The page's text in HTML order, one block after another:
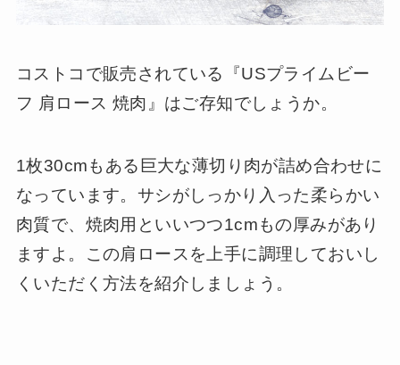
コストコで販売されている『USプライムビー
フ 肩ロース 焼肉』はご存知でしょうか。
1枚30cmもある巨大な薄切り肉が詰め合わせに
なっています。サシがしっかり入った柔らかい
肉質で、焼肉用といいつつ1cmもの厚みがあり
ますよ。この肩ロースを上手に調理しておいし
くいただく方法を紹介しましょう。